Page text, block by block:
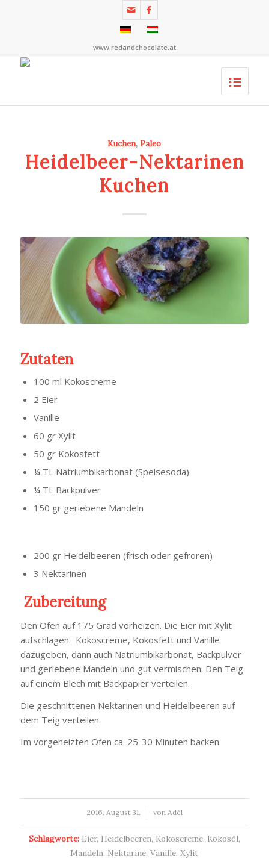
www.redandchocolate.at
Kuchen,Paleo
Heidelbeer-Nektarinen
Kuchen
Zutaten
100 ml Kokoscreme
2 Eier
Vanille
60 gr Xylit
50 gr Kokosfett
¼ TL Natriumbikarbonat (Speisesoda)
¼ TL Backpulver
150 gr geriebene Mandeln
200 gr Heidelbeeren (frisch oder gefroren)
3 Nektarinen
Zubereitung
Den Ofen auf 175 Grad vorheizen. Die Eier mit Xylit
aufschlagen. Kokoscreme, Kokosfett und Vanille
dazugeben, dann auch Natriumbikarbonat, Backpulver
und geriebene Mandeln und gut vermischen. Den Teig
auf einem Blech mit Backpapier verteilen.
Die geschnittenen Nektarinen und Heidelbeeren auf
dem Teig verteilen.
Im vorgeheizten Ofen ca. 25-30 Minuten backen.
2016. August 31.
/ von Adél
Schlagworte: Eier, Heidelbeeren, Kokoscreme, Kokosöl,
Mandeln, Nektarine,Vanille,Xylit